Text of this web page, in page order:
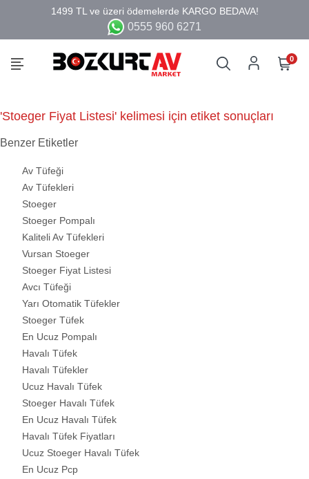
0555 960 6271
0
'Stoeger Fiyat Listesi' kelimesi için etiket sonuçları
Benzer Etiketler
Av Tüfeği
Av Tüfekleri
Stoeger
Stoeger Pompalı
Kaliteli Av Tüfekleri
Vursan Stoeger
Stoeger Fiyat Listesi
Avcı Tüfeği
Yarı Otomatik Tüfekler
Stoeger Tüfek
En Ucuz Pompalı
Havalı Tüfek
Havalı Tüfekler
Ucuz Havalı Tüfek
Stoeger Havalı Tüfek
En Ucuz Havalı Tüfek
Havalı Tüfek Fiyatları
Ucuz Stoeger Havalı Tüfek
En Ucuz Pcp